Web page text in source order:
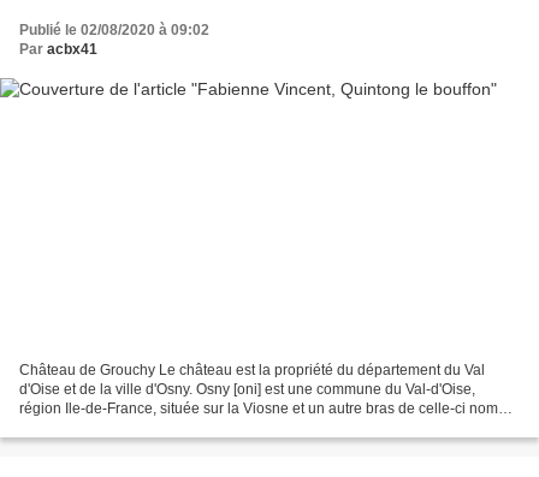
Publié le 02/08/2020 à 09:02
Par acbx41
Château de Grouchy Le château est la propriété du département du Val
d'Oise et de la ville d'Osny. Osny [oni] est une commune du Val-d'Oise,
région Ile-de-France, située sur la Viosne et un autre bras de celle-ci nommé